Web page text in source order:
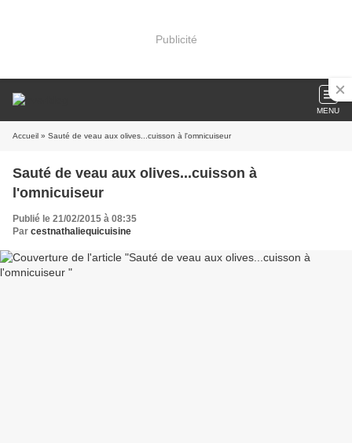
Publicité
MENU
Accueil » Sauté de veau aux olives...cuisson à l'omnicuiseur
Sauté de veau aux olives...cuisson à
l'omnicuiseur
Publié le 21/02/2015 à 08:35
Par cestnathaliequicuisine